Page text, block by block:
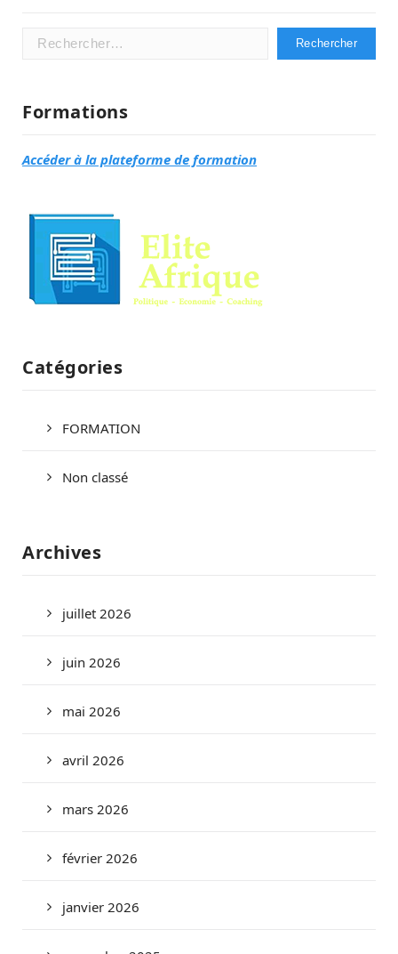
Rechercher :
Formations
Accéder à la plateforme de formation
Catégories
FORMATION
Non classé
Archives
juillet 2026
juin 2026
mai 2026
avril 2026
mars 2026
février 2026
janvier 2026